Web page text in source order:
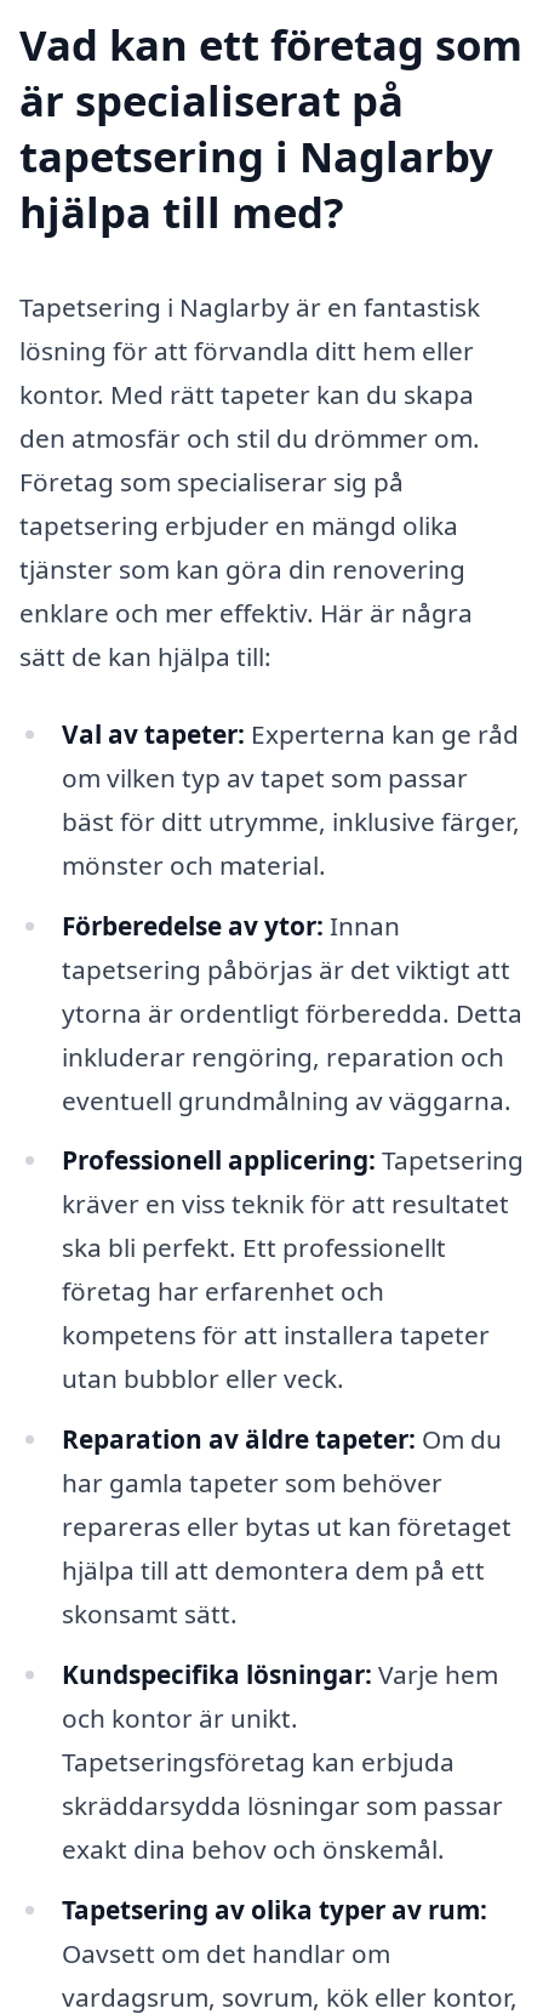
Vad kan ett företag som
är specialiserat på
tapetsering i Naglarby
hjälpa till med?
Tapetsering i Naglarby är en fantastisk
lösning för att förvandla ditt hem eller
kontor. Med rätt tapeter kan du skapa
den atmosfär och stil du drömmer om.
Företag som specialiserar sig på
tapetsering erbjuder en mängd olika
tjänster som kan göra din renovering
enklare och mer effektiv. Här är några
sätt de kan hjälpa till:
Val av tapeter: Experterna kan ge råd
om vilken typ av tapet som passar
bäst för ditt utrymme, inklusive färger,
mönster och material.
Förberedelse av ytor: Innan
tapetsering påbörjas är det viktigt att
ytorna är ordentligt förberedda. Detta
inkluderar rengöring, reparation och
eventuell grundmålning av väggarna.
Professionell applicering: Tapetsering
kräver en viss teknik för att resultatet
ska bli perfekt. Ett professionellt
företag har erfarenhet och
kompetens för att installera tapeter
utan bubblor eller veck.
Reparation av äldre tapeter: Om du
har gamla tapeter som behöver
repareras eller bytas ut kan företaget
hjälpa till att demontera dem på ett
skonsamt sätt.
Kundspecifika lösningar: Varje hem
och kontor är unikt.
Tapetseringsföretag kan erbjuda
skräddarsydda lösningar som passar
exakt dina behov och önskemål.
Tapetsering av olika typer av rum:
Oavsett om det handlar om
vardagsrum, sovrum, kök eller kontor,